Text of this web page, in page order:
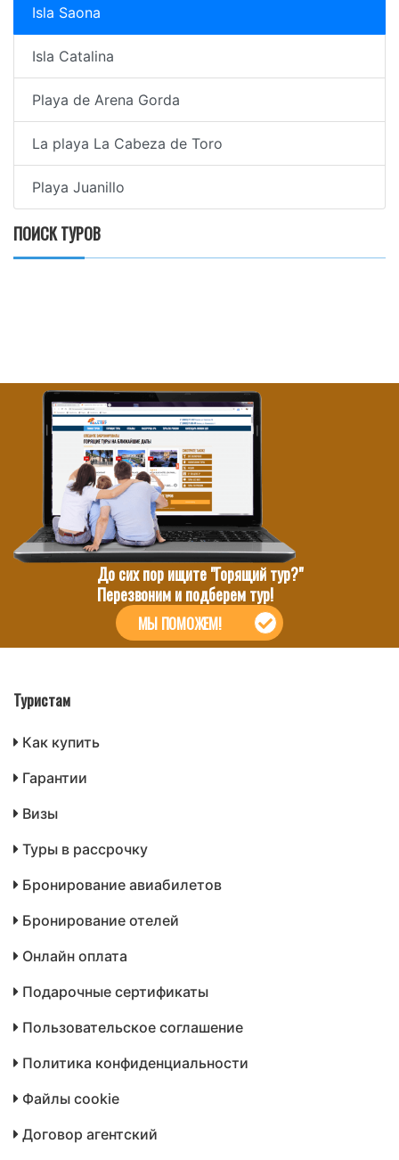
Isla Saona
Isla Catalina
Playa de Arena Gorda
La playa La Cabeza de Toro
Playa Juanillo
ПОИСК ТУРОВ
До сих пор ищите "Горящий тур?"
Перезвоним и подберем тур!
МЫ ПОМОЖЕМ!
Туристам
Как купить
Гарантии
Визы
Туры в рассрочку
Бронирование авиабилетов
Бронирование отелей
Онлайн оплата
Подарочные сертификаты
Пользовательское соглашение
Политика конфиденциальности
Файлы cookie
Договор агентский